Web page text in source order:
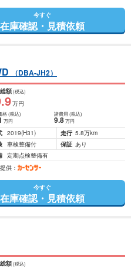
今すぐ
在庫確認・見積依頼
（DBA-JH2）
額(税込)
.9万円
格(税込)
万円
諸費用 (税込)
9.8 万円
2019(H31) 走行 5.8万km
車検整備付 保証 あり
定期点検整備有
供：
今すぐ
在庫確認・見積依頼
額(税込)